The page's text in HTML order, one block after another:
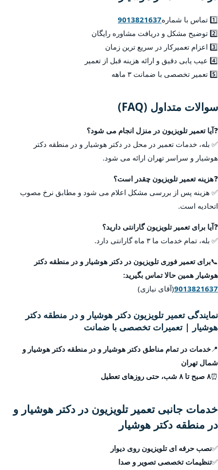
1️⃣ تماس با شماره
9013821637
2️⃣ توضیح مشکل و دریافت مشاوره رایگان
3️⃣ اعزام تعمیرکار در سریع ترین زمان
4️⃣ عیب یابی دقیق و ارائه هزینه قبل از تعمیر
5️⃣ تعمیر تخصصی با ضمانت ۳ ماهه
سوالات متداول (FAQ)
❓آیا تعمیر تلویزیون در منزل انجام می شود؟
✅ بله، خدمات تعمیر در محل در دکتر هوشیار و در منطقه دکتر
هوشیار و سراسر تهران ارائه می شود.
❓هزینه تعمیر تلویزیون چقدر است؟
✅ هزینه پس از بررسی مشکل اعلام می شود و مطابق نرخ مصوب
اتحادیه است.
❓آیا برای تعمیر تلویزیون گارانتی دارید؟
✅ بله، تمام خدمات ما ۳ ماه گارانتی دارد.
📞برای تعمیر فوری تلویزیون در دکتر هوشیار و در منطقه دکتر
هوشیار همین حالا تماس بگیرید:
9013821637(آقای نیازی)
نمایندگی تعمیر تلویزیون دکتر هوشیار و در منطقه دکتر
هوشیار | تعمیرات تخصصی با ضمانت
📍خدمات در تمام مناطق دکتر هوشیار و در منطقه دکتر هوشیار و
شمال تهران
⏰۸ صبح تا ۸ شب، حتی روزهای تعطیل
خدمات جانبی تعمیر تلویزیون در دکتر هوشیار و
در منطقه دکتر هوشیار
✅نصب حرفه ای تلویزیون روی دیوار
✅تنظیمات تخصصی تصویر و صدا